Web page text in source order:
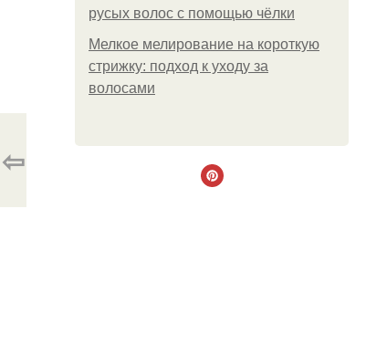
русых волос с помощью чёлки
Мелкое мелирование на короткую
стрижку: подход к уходу за
волосами
⇦